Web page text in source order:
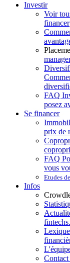
Investir
Voir
financer
FAQ
posez
Se financer
prix de
FAQ
vous
Etudes
Infos
Contact